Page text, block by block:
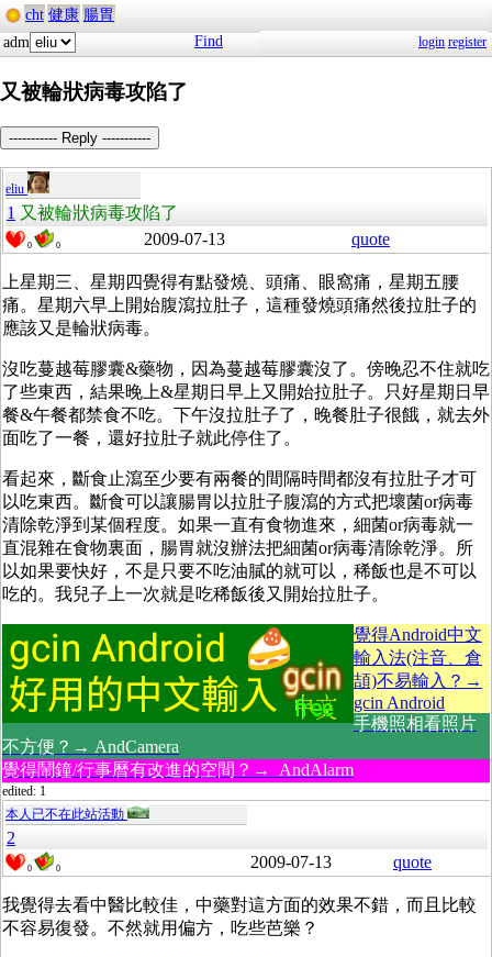
cht 健康 腸胃
adm
Find login register
又被輪狀病毒攻陷了
----------- Reply -----------
eliu
1 又被輪狀病毒攻陷了
0 0 2009-07-13 quote
上星期三、星期四覺得有點發燒、頭痛、眼窩痛，星期五腰
痛。星期六早上開始腹瀉拉肚子，這種發燒頭痛然後拉肚子的
應該又是輪狀病毒。
沒吃蔓越莓膠囊&藥物，因為蔓越莓膠囊沒了。傍晚忍不住就吃
了些東西，結果晚上&星期日早上又開始拉肚子。只好星期日早
餐&午餐都禁食不吃。下午沒拉肚子了，晚餐肚子很餓，就去外
面吃了一餐，還好拉肚子就此停住了。
看起來，斷食止瀉至少要有兩餐的間隔時間都沒有拉肚子才可
以吃東西。斷食可以讓腸胃以拉肚子腹瀉的方式把壞菌or病毒
清除乾淨到某個程度。如果一直有食物進來，細菌or病毒就一
直混雜在食物裏面，腸胃就沒辦法把細菌or病毒清除乾淨。所
以如果要快好，不是只要不吃油膩的就可以，稀飯也是不可以
吃的。我兒子上一次就是吃稀飯後又開始拉肚子。
覺得Android中文
輸入法(注音、倉
頡)不易輸入？→
gcin Android
手機照相看照片
不方便？→ AndCamera
覺得鬧鐘/行事曆有改進的空間？→ AndAlarm
edited: 1
本人已不在此站活動
2
0 0 2009-07-13 quote
我覺得去看中醫比較佳，中藥對這方面的效果不錯，而且比較
不容易復發。不然就用偏方，吃些芭樂？